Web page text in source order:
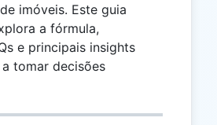
imóveis. Este guia
a fórmula,
e principais insights
tomar decisões